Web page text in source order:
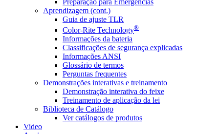
Preparação para Emergências
Aprendizagem (cont.)
Guia de ajuste TLR
Color-Rite Technology®
Informações da bateria
Classificações de segurança explicadas
Informações ANSI
Glossário de termos
Perguntas frequentes
Demonstrações interativas e treinamento
Demonstração interativa do feixe
Treinamento de aplicação da lei
Biblioteca de Catálogo
Ver catálogos de produtos
Video